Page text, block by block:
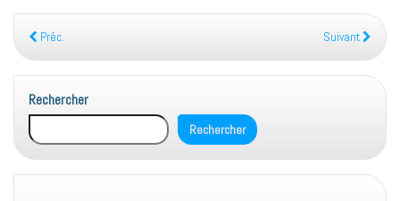
Préc. Suivant
Rechercher
Rechercher